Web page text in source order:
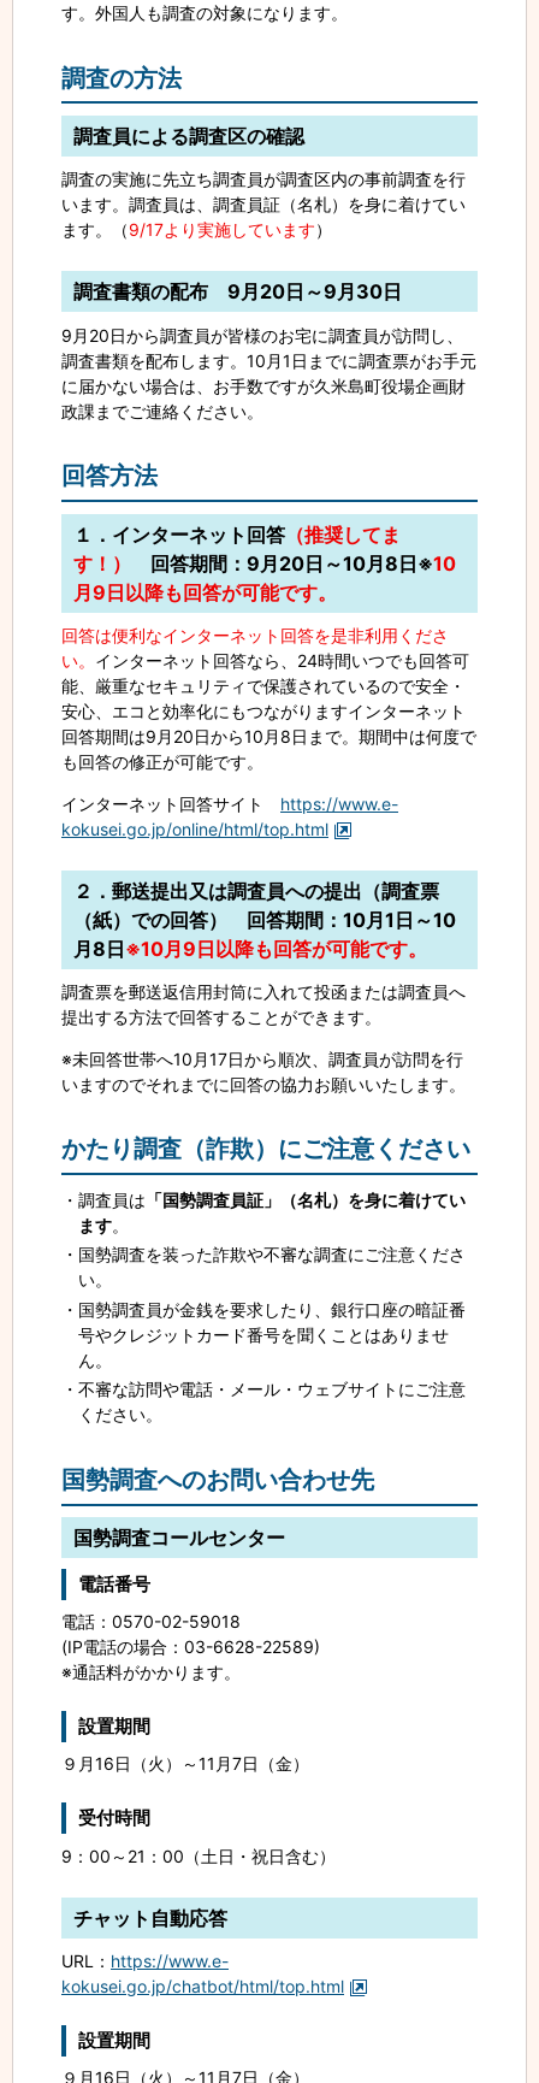
す。外国人も調査の対象になります。
調査の方法
調査員による調査区の確認
調査の実施に先立ち調査員が調査区内の事前調査を行
います。調査員は、調査員証（名札）を身に着けてい
ます。（9/17より実施しています）
調査書類の配布 9月20日～9月30日
9月20日から調査員が皆様のお宅に調査員が訪問し、
調査書類を配布します。10月1日までに調査票がお手元
に届かない場合は、お手数ですが久米島町役場企画財
政課までご連絡ください。
回答方法
１．インターネット回答 （推奨してま
す！） 回答期間：9月20日～10月8日※10
月9日以降も回答が可能です。
回答は便利なインターネット回答を是非利用くださ
い。 インターネット回答なら、24時間いつでも回答可
能、厳重なセキュリティで保護されているので安全・
安心、エコと効率化にもつながりますインターネット
回答期間は9月20日から10月8日まで。期間中は何度で
も回答の修正が可能です。
インターネット回答サイト https://www.e-
kokusei.go.jp/online/html/top.html
２．郵送提出又は調査員への提出（調査票
（紙）での回答） 回答期間：10月1日～10
月8日※10月9日以降も回答が可能です。
調査票を郵送返信用封筒に入れて投函または調査員へ
提出する方法で回答することができます。
※未回答世帯へ10月17日から順次、調査員が訪問を行
いますのでそれまでに回答の協力お願いいたします。
かたり調査（詐欺）にご注意ください
調査員は 「国勢調査員証」（名札）を身に着けてい
ます。
国勢調査を装った詐欺や不審な調査にご注意くださ
い。
国勢調査員が金銭を要求したり、銀行口座の暗証番
号やクレジットカード番号を聞くことはありませ
ん。
不審な訪問や電話・メール・ウェブサイトにご注意
ください。
国勢調査へのお問い合わせ先
国勢調査コールセンター
電話番号
電話：0570-02-59018
(IP電話の場合：03-6628-22589)
※通話料がかかります。
設置期間
９月16日（火）～11月7日（金）
受付時間
9：00～21：00（土日・祝日含む）
チャット自動応答
URL： https://www.e-
kokusei.go.jp/chatbot/html/top.html
設置期間
９月16日（火）～11月7日（金）